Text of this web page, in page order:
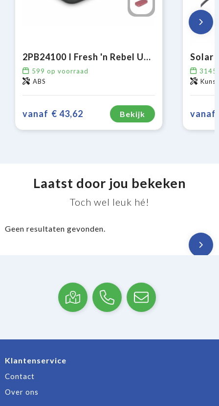
2PB24100 I Fresh 'n Rebel USB-C Powerbank 24000mAh
599 op voorraad
ABS
vanaf € 43,62 Bekijk
3145
vanaf
Laatst door jou bekeken
Toch wel leuk hé!
Geen resultaten gevonden.
Klantenservice
Contact
Over ons